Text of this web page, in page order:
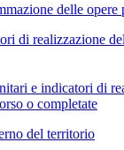
delle opere
di realizzazione
e indicatori di
o completate
del territorio